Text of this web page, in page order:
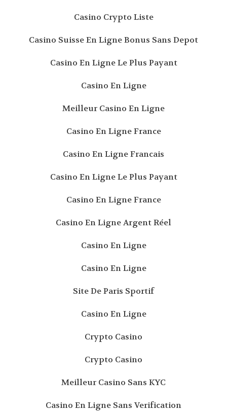
Casino Crypto Liste
Casino Suisse En Ligne Bonus Sans Depot
Casino En Ligne Le Plus Payant
Casino En Ligne
Meilleur Casino En Ligne
Casino En Ligne France
Casino En Ligne Francais
Casino En Ligne Le Plus Payant
Casino En Ligne France
Casino En Ligne Argent Réel
Casino En Ligne
Casino En Ligne
Site De Paris Sportif
Casino En Ligne
Crypto Casino
Crypto Casino
Meilleur Casino Sans KYC
Casino En Ligne Sans Verification